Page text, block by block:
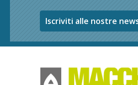
Iscriviti alle nostre